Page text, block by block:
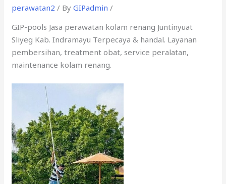
perawatan2 / ByGIPadmin /
GIP-pools Jasa perawatan kolam renang Juntinyuat
Sliyeg Kab. Indramayu Terpecaya & handal. Layanan
pembersihan, treatment obat, service peralatan,
maintenance kolam renang.